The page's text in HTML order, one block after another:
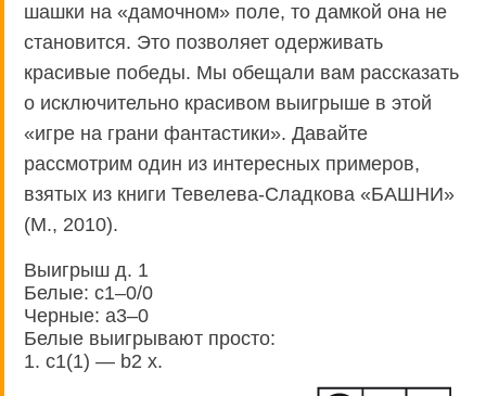
шашки на «дамочном» поле, то дамкой она не
становится. Это позволяет одерживать
красивые победы. Мы обещали вам рассказать
о исключительно красивом выигрыше в этой
«игре на грани фантастики». Давайте
рассмотрим один из интересных примеров,
взятых из книги Тевелева-Сладкова «БАШНИ»
(М., 2010).
Выигрыш д. 1
Белые: с1–0/0
Черные: a3–0
Белые выигрывают просто:
1. с1(1) — b2 x.